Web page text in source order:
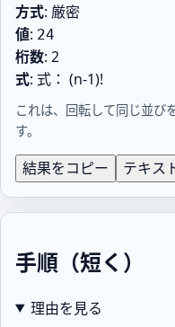
方式: 厳密
値: 24
桁数: 2
式: 式： (n-1)!
これは、回転して同じ並び
す。
結果をコピー テキス
手順（短く）
理由を見る